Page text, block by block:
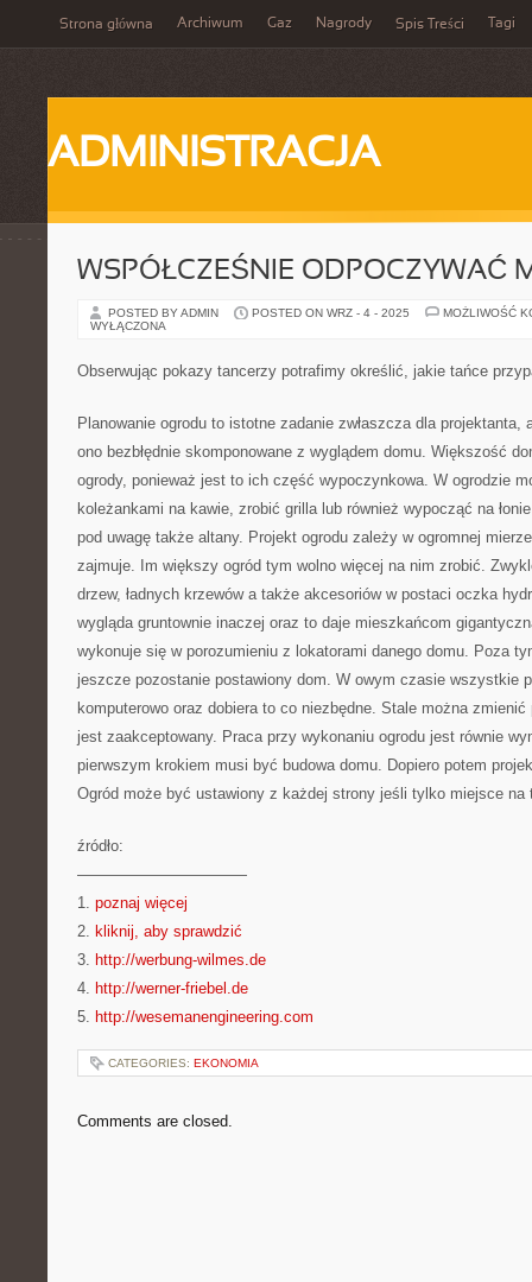
Strona główna Archiwum Gaz Nagrody Spis Treści Tagi
ADMINISTRACJA
WSPÓŁCZEŚNIE ODPOCZYWAĆ
POSTED BY ADMIN POSTED ON WRZ - 4 - 2025
MOŻLIWOŚĆ
WYŁĄCZONA
Obserwując pokazy tancerzy potrafimy określić, jakie tańce
Planowanie ogrodu to istotne zadanie zwłaszcza dla projektanta,
ono bezbłędnie skomponowane z wyglądem domu. Większość
ogrody, ponieważ jest to ich część wypoczynkowa. W ogrodzie
koleżankami na kawie, zrobić grilla lub również wypocząć na
pod uwagę także altany. Projekt ogrodu zależy w ogromnej
zajmuje. Im większy ogród tym wolno więcej na nim zrobić.
drzew, ładnych krzewów a także akcesoriów w postaci oczka
wygląda gruntownie inaczej oraz to daje mieszkańcom
wykonuje się w porozumieniu z lokatorami danego domu. Poza
jeszcze pozostanie postawiony dom. W owym czasie wszystkie
komputerowo oraz dobiera to co niezbędne. Stale można
jest zaakceptowany. Praca przy wykonaniu ogrodu jest równie
pierwszym krokiem musi być budowa domu. Dopiero potem
Ogród może być ustawiony z każdej strony jeśli tylko miejsce na
źródło:
———————————
1. poznaj więcej
2. kliknij, aby sprawdzić
3. http://werbung-wilmes.de
4. http://werner-friebel.de
5. http://wesemanengineering.com
CATEGORIES: EKONOMIA
Comments are closed.